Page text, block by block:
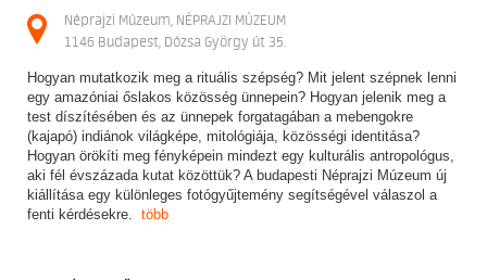
Néprajzi Múzeum, NÉPRAJZI MÚZEUM
1146 Budapest, Dózsa György út 35.
Hogyan mutatkozik meg a rituális szépség? Mit jelent szépnek lenni
egy amazóniai őslakos közösség ünnepein? Hogyan jelenik meg a
test díszítésében és az ünnepek forgatagában a mebengokre
(kajapó) indiánok világképe, mitológiája, közösségi identitása?
Hogyan örökíti meg fényképein mindezt egy kulturális antropológus,
aki fél évszázada kutat közöttük? A budapesti Néprajzi Múzeum új
kiállítása egy különleges fotógyűjtemény segítségével válaszol a
fenti kérdésekre. több